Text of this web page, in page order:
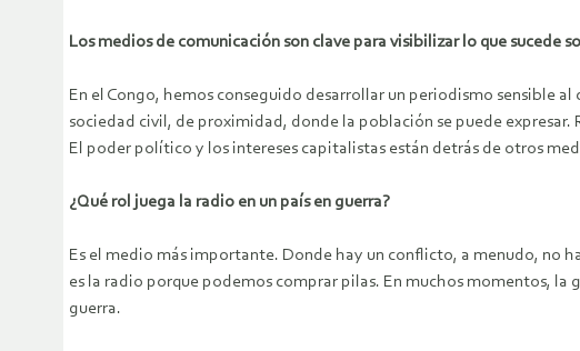
Los medios de comunicación son clave para visibilizar lo que sucede
En el Congo, hemos conseguido desarrollar un periodismo sensible
sociedad civil, de proximidad, donde la población se puede
El poder político y los intereses capitalistas están detrás de otros
¿Qué rol juega la radio en un país en guerra?
Es el medio más importante. Donde hay un conflicto, a menudo, no
es la radio porque podemos comprar pilas. En muchos momentos,
guerra.